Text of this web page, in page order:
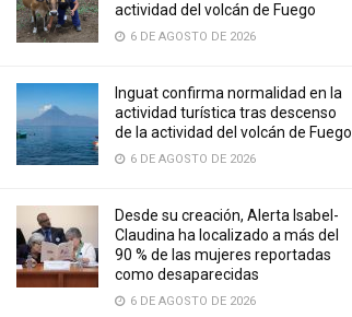
actividad del volcán de Fuego
6 DE AGOSTO DE 2026
Inguat confirma normalidad en la
actividad turística tras descenso
de la actividad del volcán de Fuego
6 DE AGOSTO DE 2026
Desde su creación, Alerta Isabel-
Claudina ha localizado a más del
90 % de las mujeres reportadas
como desaparecidas
6 DE AGOSTO DE 2026